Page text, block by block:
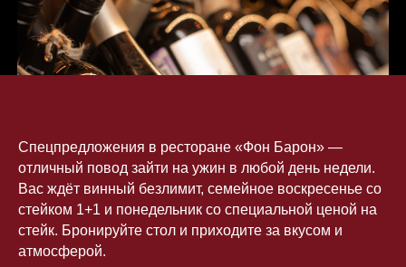
Спецпредложения в ресторане «Фон Барон» —
отличный повод зайти на ужин в любой день недели.
Вас ждёт винный безлимит, семейное воскресенье со
стейком 1+1 и понедельник со специальной ценой на
стейк. Бронируйте стол и приходите за вкусом и
атмосферой.